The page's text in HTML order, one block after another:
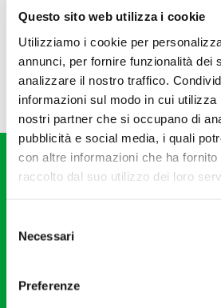
Questo sito web utilizza i cookie
Utilizziamo i cookie per
annunci, per fornire funzionalità dei
analizzare il nostro traffico.
informazioni sul modo in cui
nostri partner che si occupano di
pubblicità e social media, i quali
con altre informazioni che ha
raccolto dal suo utilizzo dei loro
delNecessari
Preferenze
20121 Milano